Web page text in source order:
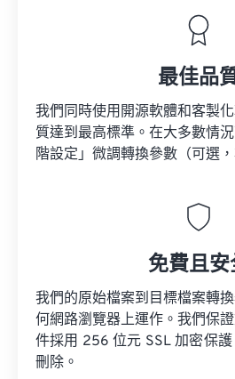
最佳品
我們同時使用開源軟體和客製
質達到最高標準。在大多數情
階設定」微調轉換參數（可選
免費且安
我們的原始檔案到目標檔案轉
何網路瀏覽器上運作。我們保
件採用 256 位元 SSL 加密保
刪除。